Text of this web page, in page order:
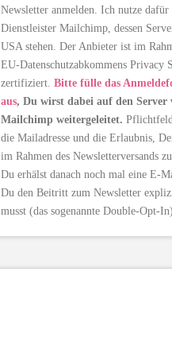
Newsletter anmelden. Ich nutze dafür
Dienstleister Mailchimp, dessen
USA stehen. Der Anbieter ist im
EU-Datenschutzabkommens Privacy
zertifiziert.Bitte fülle das
aus, Du wirst dabei auf den Server
Mailchimp weitergeleitet.
die Mailadresse und die Erlaubnis,
im Rahmen des Newsletterversands
Du erhälst danach noch mal eine E-
Du den Beitritt zum Newsletter
musst (das sogenannte Double-Opt-